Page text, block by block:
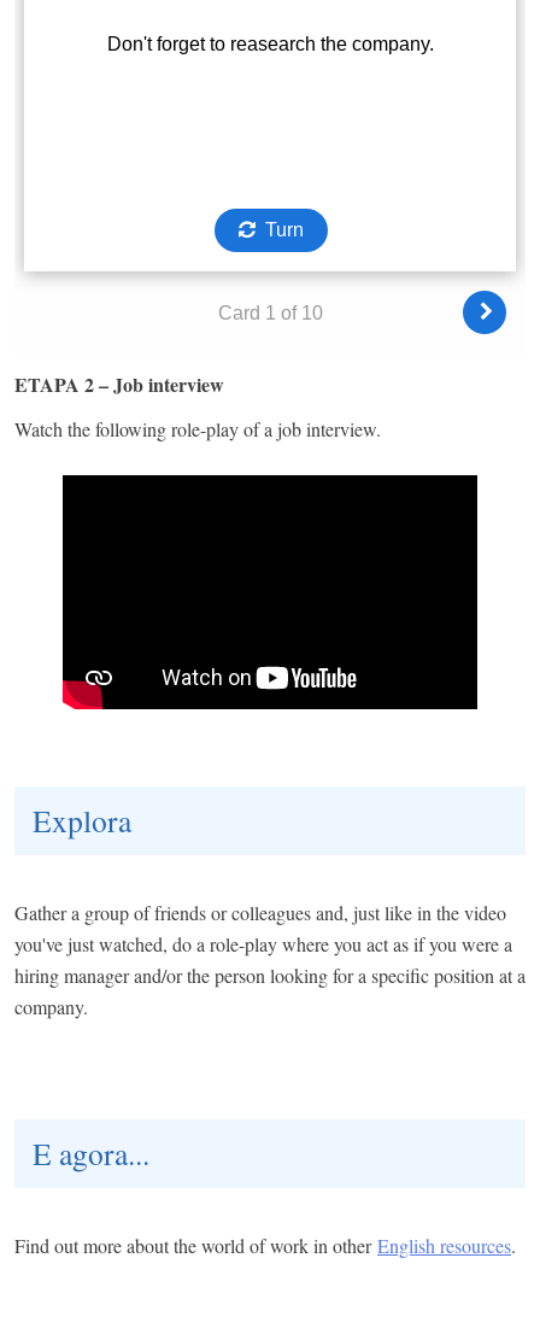
ETAPA 2 – Job interview
Watch the following role-play of a job interview.​ ​
Explora
Gather a group of friends or colleagues and, just like in the video
you've just watched, do a role-play where you act as if you were a
hiring manager and/or the person looking for a specific position at a
company.​ ​
E agora...
Find out more about the world of work in otherEnglish resources.